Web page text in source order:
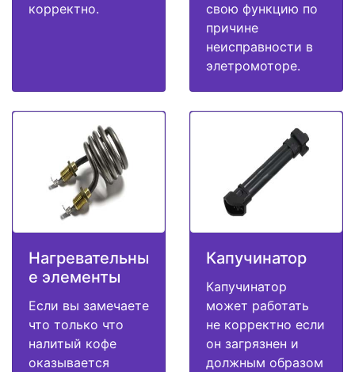
корректно.
свою функцию по
причине
неисправности в
элетромоторе.
Нагревательны
е элементы
Если вы замечаете
что только что
налитый кофе
оказывается
Капучинатор
Капучинатор
может работать
не корректно если
он загрязнен и
должным образом